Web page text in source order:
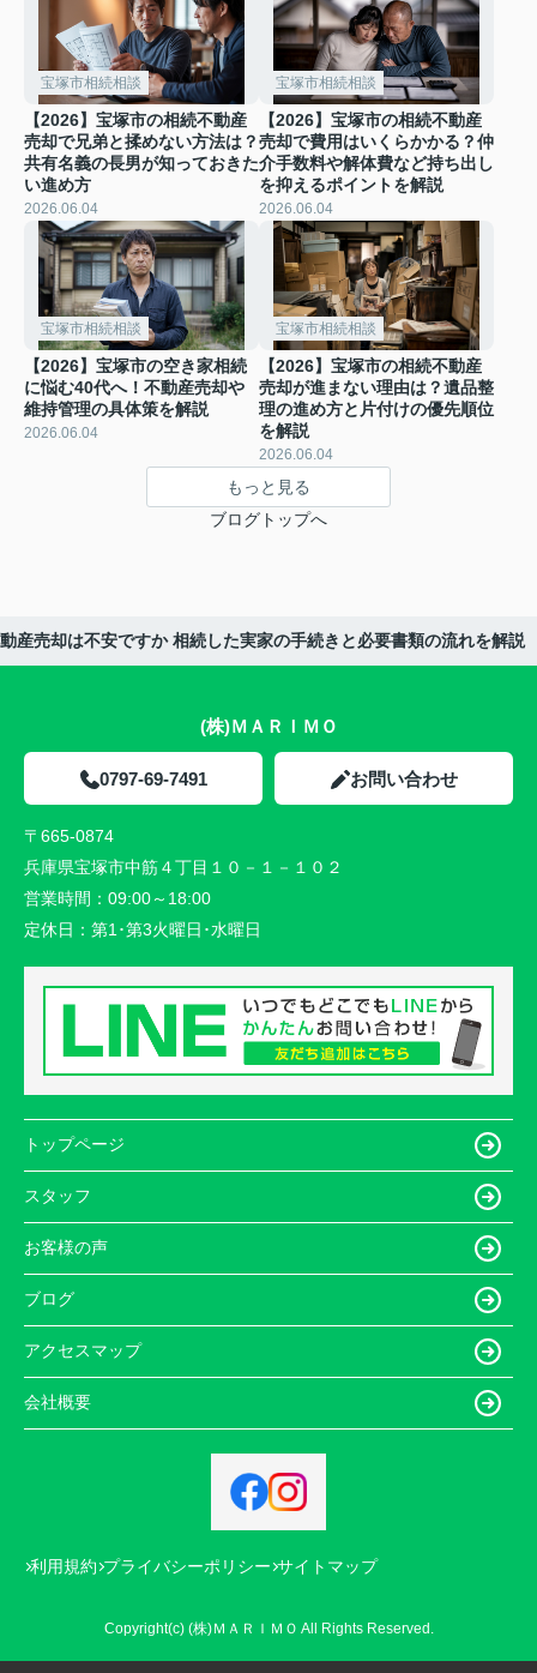
宝塚市相続相談
【2026】宝塚市の相続不動産
売却で兄弟と揉めない方法は？
共有名義の長男が知っておきた
い進め方
2026.06.04
宝塚市相続相談
【2026】宝塚市の相続不動産
売却で費用はいくらかかる？仲
介手数料や解体費など持ち出し
を抑えるポイントを解説
2026.06.04
宝塚市相続相談
【2026】宝塚市の空き家相続
に悩む40代へ！不動産売却や
維持管理の具体策を解説
2026.06.04
宝塚市相続相談
【2026】宝塚市の相続不動産
売却が進まない理由は？遺品整
理の進め方と片付けの優先順位
を解説
2026.06.04
もっと見る
ブログトップへ
産売却は不安ですか 相続した実家の手続きと必要書類の流れを解説
(株)ＭＡＲＩＭＯ
0797-69-7491 お問い合わせ
〒665-0874
兵庫県宝塚市中筋４丁目１０－１－１０２
営業時間： 09:00～18:00
定休日： 第1･第3火曜日･水曜日
トップページ
スタッフ
お客様の声
ブログ
アクセスマップ
会社概要
利用規約 プライバシーポリシー サイトマップ
Copyright(c) (株)ＭＡＲＩＭＯ All Rights Reserved.